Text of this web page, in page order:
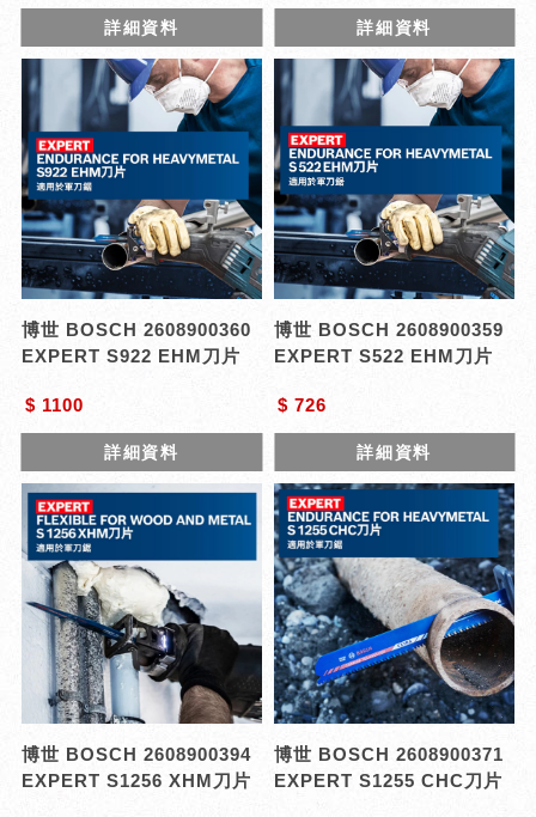
詳細資料 詳細資料
博世 BOSCH 2608900360
EXPERT S922 EHM刀片
$ 1100
詳細資料
博世 BOSCH 2608900359
EXPERT S522 EHM刀片
$ 726
詳細資料
博世 BOSCH 2608900394
EXPERT S1256 XHM刀片
博世 BOSCH 2608900371
EXPERT S1255 CHC刀片